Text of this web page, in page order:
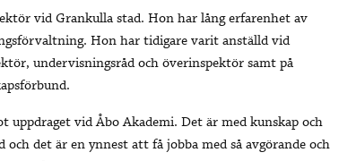
vid Grankulla stad. Hon har lång erfarenhet av
Hon har tidigare varit anställd vid
undervisningsråd och överinspektör samt på
vid Åbo Akademi. Det är med kunskap och
det är en ynnest att få jobba med så avgörande och